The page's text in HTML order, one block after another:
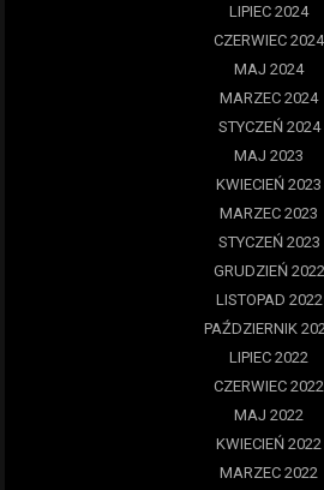
LIPIEC 2024
CZERWIEC 2024
MAJ 2024
MARZEC 2024
STYCZEŃ 2024
MAJ 2023
KWIECIEŃ 2023
MARZEC 2023
STYCZEŃ 2023
GRUDZIEŃ 2022
LISTOPAD 2022
PAŹDZIERNIK
LIPIEC 2022
CZERWIEC 2022
MAJ 2022
KWIECIEŃ 2022
MARZEC 2022